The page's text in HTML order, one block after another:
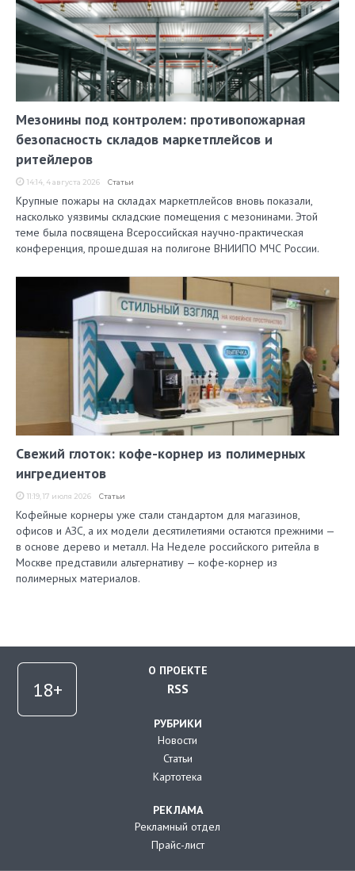
Мезонины под контролем: противопожарная
безопасность складов маркетплейсов и
ритейлеров
14:14, 4 августа 2026 Статьи
Крупные пожары на складах маркетплейсов вновь показали,
насколько уязвимы складские помещения с мезонинами. Этой
теме была посвящена Всероссийская научно-практическая
конференция, прошедшая на полигоне ВНИИПО МЧС России.
Свежий глоток: кофе-корнер из полимерных
ингредиентов
11:19, 17 июля 2026 Статьи
Кофейные корнеры уже стали стандартом для магазинов,
офисов и АЗС, а их модели десятилетиями остаются прежними —
в основе дерево и металл. На Неделе российского ритейла в
Москве представили альтернативу — кофе-корнер из
полимерных материалов.
О ПРОЕКТЕ
RSS
РУБРИКИ
Новости
Статьи
Картотека
РЕКЛАМА
Рекламный отдел
Прайс-лист